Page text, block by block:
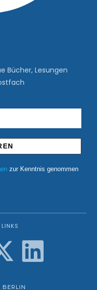
Bücher, Lesungen
zur Kenntnis genommen
BERLIN